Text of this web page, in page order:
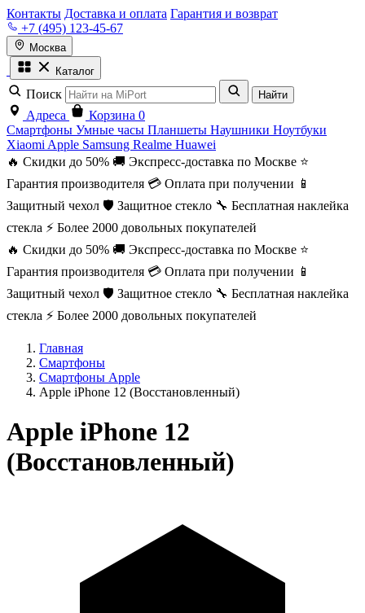
Контакты Доставка и оплата Гарантия и возврат
+7 (495) 123-45-67
Москва
Каталог
Поиск Найти
Адреса Корзина 0
Смартфоны Умные часы Планшеты Наушники Ноутбуки
Xiaomi Apple Samsung Realme Huawei
🔥 Скидки до 50% 🚚 Экспресс-доставка по Москве ⭐
Гарантия производителя 💳 Оплата при получении 📱
Защитный чехол 🛡️ Защитное стекло 🔧 Бесплатная наклейка
стекла ⚡ Более 2000 довольных покупателей
🔥 Скидки до 50% 🚚 Экспресс-доставка по Москве ⭐
Гарантия производителя 💳 Оплата при получении 📱
Защитный чехол 🛡️ Защитное стекло 🔧 Бесплатная наклейка
стекла ⚡ Более 2000 довольных покупателей
Главная
Смартфоны
Смартфоны Apple
Apple iPhone 12 (Восстановленный)
Apple iPhone 12
(Восстановленный)